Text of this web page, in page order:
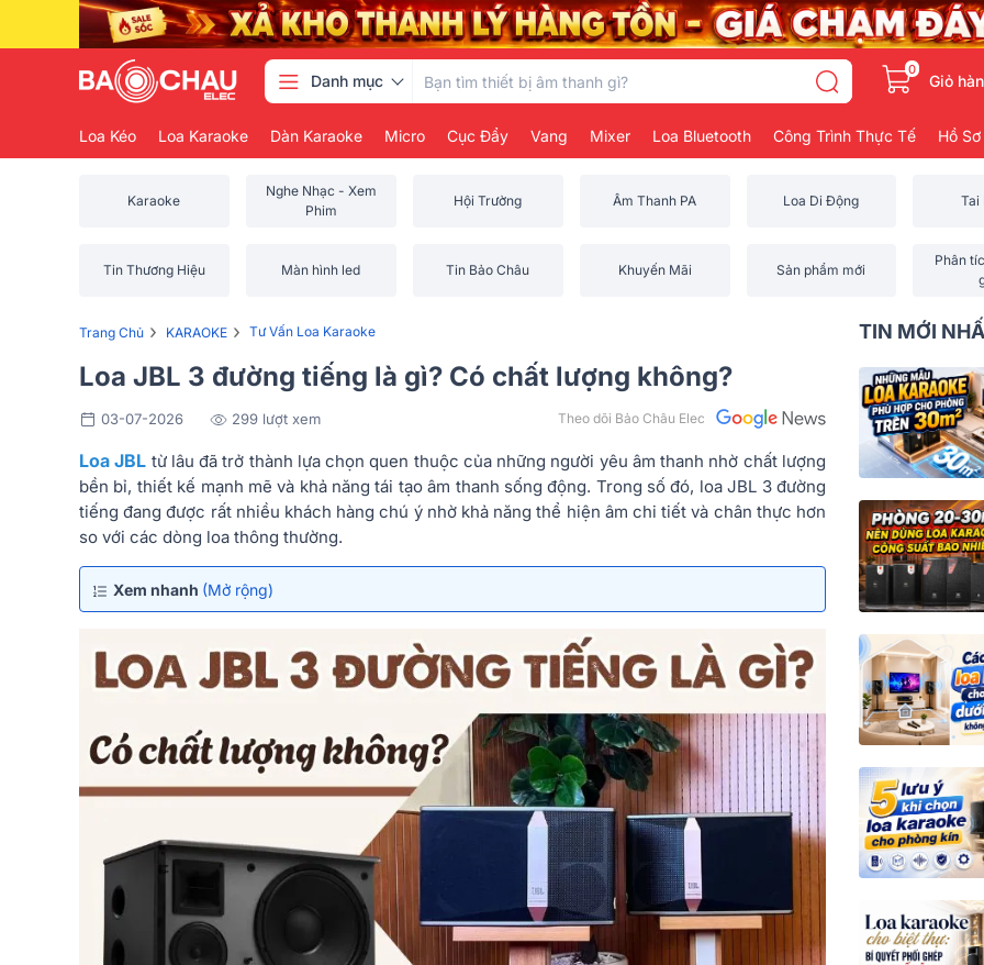
Danh mục
0
Giỏ
Loa Kéo Loa Karaoke Dàn Karaoke Micro Cục Đẩy Vang Mixer Loa Bluetooth Công Trình Thực Tế Hồ
Karaoke
Nghe Nhạc - Xem
Phim
Hội Trường Âm Thanh PA Loa Di Động Tai
Tin Thương Hiệu Màn hình led Tin Bảo Châu Khuyến Mãi Sản phẩm mới
Phân
Trang Chủ › KARAOKE › Tư Vấn Loa Karaoke
Loa JBL 3 đường tiếng là gì? Có chất lượng không?
03-07-2026 299 lượt xem Theo dõi Bảo Châu Elec
Loa JBL từ lâu đã trở thành lựa chọn quen thuộc của những người yêu âm thanh nhờ chất lượng
bền bỉ, thiết kế mạnh mẽ và khả năng tái tạo âm thanh sống động. Trong số đó, loa JBL 3 đường
tiếng đang được rất nhiều khách hàng chú ý nhờ khả năng thể hiện âm chi tiết và chân thực hơn
so với các dòng loa thông thường.
Xem nhanh (Mở rộng)
TIN MỚI